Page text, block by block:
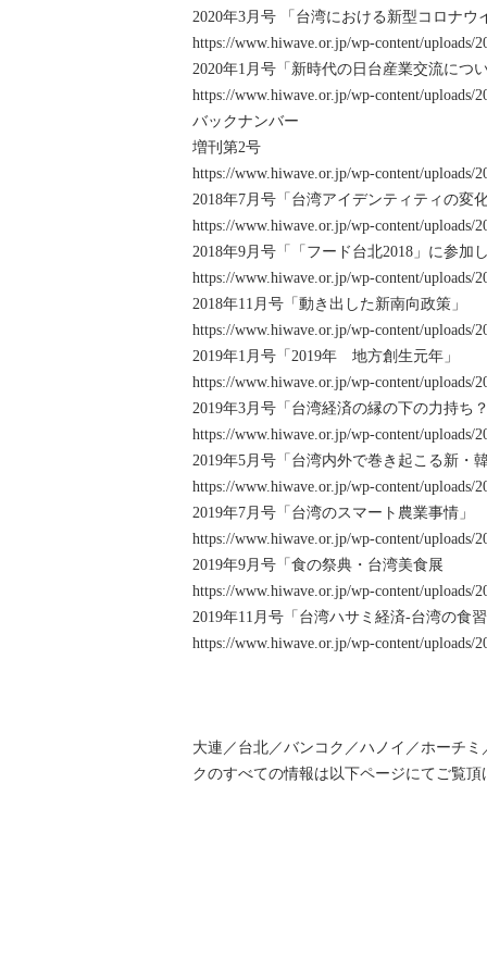
2020年3月号 「台湾における新型コロナウ
https://www.hiwave.or.jp/wp-content/uploads/
2020年1月号「新時代の日台産業交流につ
https://www.hiwave.or.jp/wp-content/uploads/
バックナンバー
増刊第2号
https://www.hiwave.or.jp/wp-content/uploads/
2018年7月号「台湾アイデンティティの変
https://www.hiwave.or.jp/wp-content/uploads/
2018年9月号「「フード台北2018」に参加
https://www.hiwave.or.jp/wp-content/uploads/
2018年11月号「動き出した新南向政策」
https://www.hiwave.or.jp/wp-content/uploads/
2019年1月号「2019年 地方創生元年」
https://www.hiwave.or.jp/wp-content/uploads/
2019年3月号「台湾経済の縁の下の力持ち
https://www.hiwave.or.jp/wp-content/uploads/
2019年5月号「台湾内外で巻き起こる新・
https://www.hiwave.or.jp/wp-content/uploads/
2019年7月号「台湾のスマート農業事情」
https://www.hiwave.or.jp/wp-content/uploads/
2019年9月号「食の祭典・台湾美食展
https://www.hiwave.or.jp/wp-content/uploads/
2019年11月号「台湾ハサミ経済-台湾の食
https://www.hiwave.or.jp/wp-content/uploads/
大連／台北／バンコク／ハノイ／ホーチ
クのすべての情報は以下ページにてご覧頂